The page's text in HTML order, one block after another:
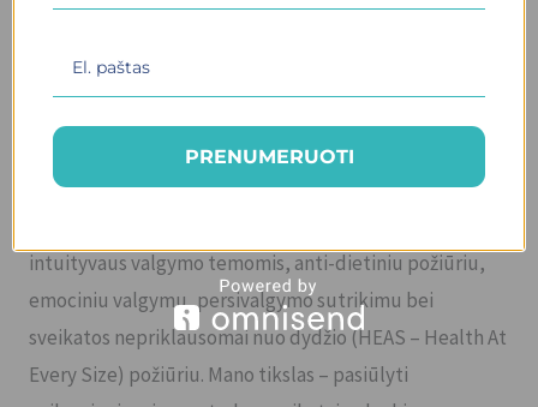
sveikstantiems nuo valgymo sutrikimų bei sutrikusio
gilinu savo žinias dalyvaudama Lietuvoje ir užsienyje
vykstančiuose seminaruose, mokymuose bei
intuityvaus valgymo temomis, anti-dietiniu požiūriu,
emociniu valgymu, persivalgymo sutrikimu bei
sveikatos nepriklausomai nuo dydžio (HEAS – Health At
Every Size) požiūriu. Mano tikslas – pasiūlyti
PRENUMERUOTI